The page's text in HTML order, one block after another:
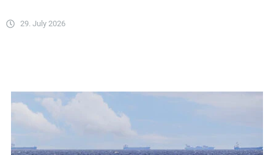
29. July 2026